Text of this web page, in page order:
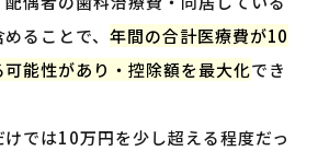
ることで、年間の合計医療費が10
能性があり・控除額を最大化でき
けでは10万円を少し超える程度だっ